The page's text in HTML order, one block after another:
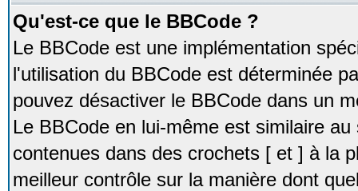
Qu'est-ce que le BBCode ?
Le BBCode est une implémentation
l'utilisation du BBCode est déterminée
pouvez désactiver le BBCode dans un
Le BBCode en lui-même est similaire
contenues dans des crochets [ et ] à la
meilleur contrôle sur la manière dont